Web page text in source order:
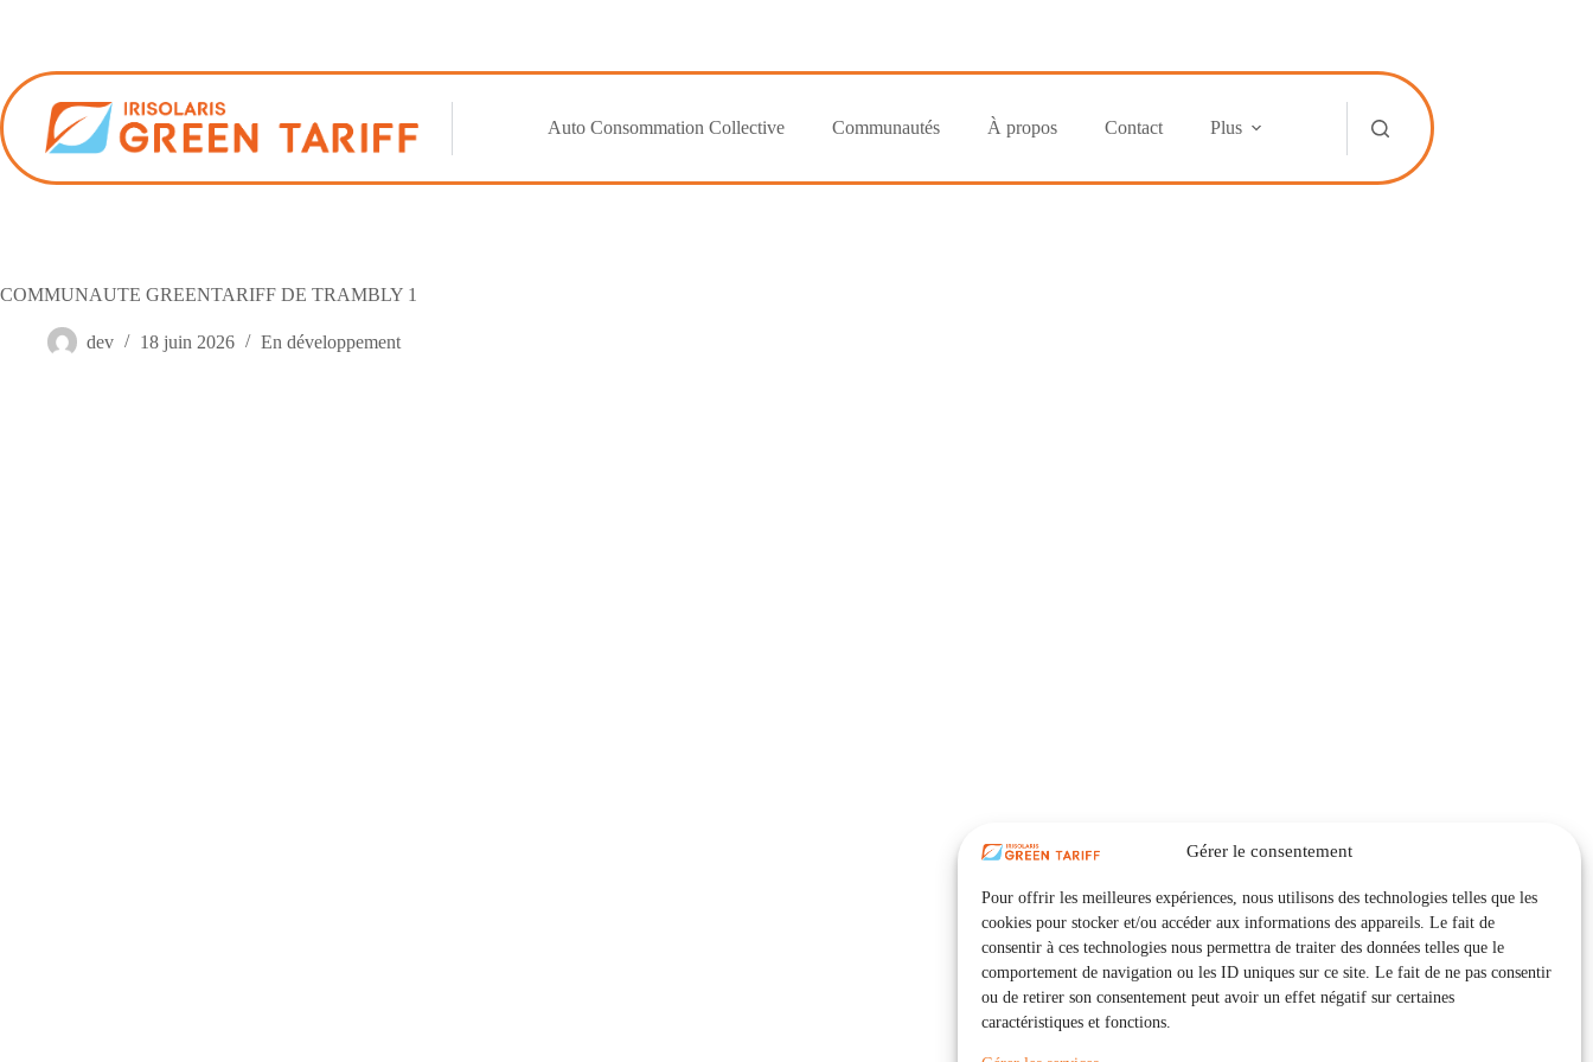
Gérer le consentement
Pour offrir les meilleures expériences, nous utilisons des technologies telles que les
cookies pour stocker et/ou accéder aux informations des appareils. Le fait de
consentir à ces technologies nous permettra de traiter des données telles que le
comportement de navigation ou les ID uniques sur ce site. Le fait de ne pas consentir
ou de retirer son consentement peut avoir un effet négatif sur certaines
caractéristiques et fonctions.
Auto Consommation Collective Communautés À propos Contact Plus
COMMUNAUTE GREENTARIFF DE TRAMBLY 1
dev 18 juin 2026 En développement